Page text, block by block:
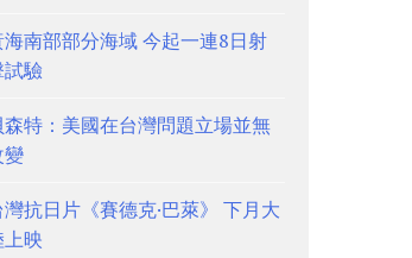
海南部部分海域 今起一連8日射
試驗
森特：美國在台灣問題立場並無
灣抗日片《賽德克·巴萊》 下月大
映